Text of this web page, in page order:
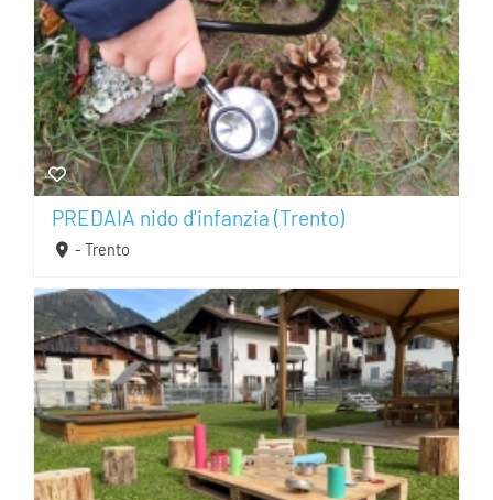
PREDAIA nido d'infanzia (Trento)
- Trento